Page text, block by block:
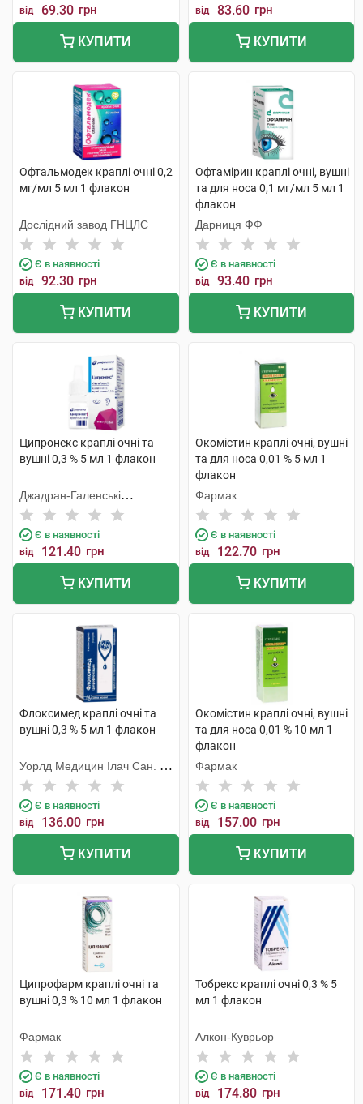
від 69.30 грн
КУПИТИ
від 83.60 грн
КУПИТИ
Офтальмодек краплі очні 0,2
мг/мл 5 мл 1 флакон
Дослідний завод ГНЦЛС
Є в наявності
від 92.30 грн
КУПИТИ
Офтамірин краплі очні, вушні
та для носа 0,1 мг/мл 5 мл 1
флакон
Дарниця ФФ
Є в наявності
від 93.40 грн
КУПИТИ
Ципронекс краплі очні та
вушні 0,3 % 5 мл 1 флакон
Джадран-Галенські
Лабораторій
Є в наявності
від 121.40 грн
КУПИТИ
Окомістин краплі очні, вушні
та для носа 0,01 % 5 мл 1
флакон
Фармак
Є в наявності
від 122.70 грн
КУПИТИ
Флоксимед краплі очні та
вушні 0,3 % 5 мл 1 флакон
Уорлд Медицин Ілач Сан. Ве
Тідж
Є в наявності
від 136.00 грн
КУПИТИ
Окомістин краплі очні, вушні
та для носа 0,01 % 10 мл 1
флакон
Фармак
Є в наявності
від 157.00 грн
КУПИТИ
Ципрофарм краплі очні та
вушні 0,3 % 10 мл 1 флакон
Фармак
Є в наявності
від 171.40 грн
Тобрекс краплі очні 0,3 % 5
мл 1 флакон
Алкон-Куврьор
Є в наявності
від 174.80 грн